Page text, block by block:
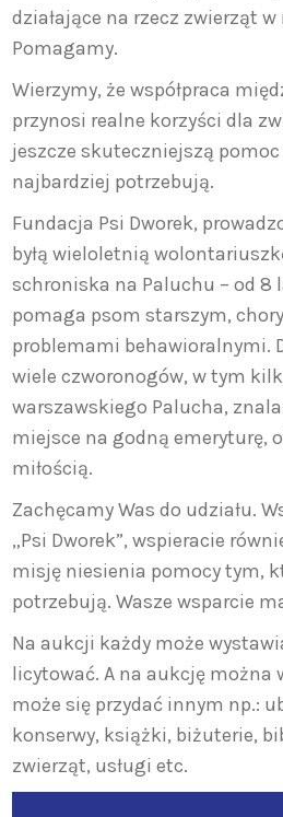
działające na rzecz zwierząt
Pomagamy.
Wierzymy, że współpraca
przynosi realne korzyści dla
jeszcze skuteczniejszą
najbardziej potrzebują.
Fundacja Psi Dworek,
byłą wieloletnią
schroniska na Paluchu – od 8
pomaga psom starszym,
problemami behawioralnymi.
wiele czworonogów, w tym
warszawskiego Palucha,
miejsce na godną emeryturę,
miłością.
Zachęcamy Was do udziału.
„Psi Dworek”, wspieracie
misję niesienia pomocy tym,
potrzebują. Wasze wsparcie
Na aukcji każdy może
licytować. A na aukcję można
może się przydać innym np.:
konserwy, książki, biżuterie,
zwierząt, usługi etc.